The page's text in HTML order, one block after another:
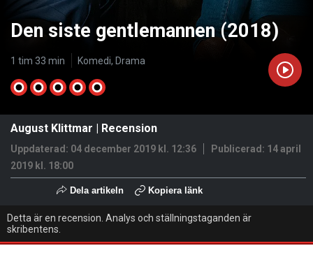
Den siste gentlemannen (2018)
1 tim 33 min Komedi, Drama
August Klittmar | Recension
Uppdaterad: 04 december 2019 kl. 12:36 Publicerad: 14 april
2019 kl. 18:00
Dela artikeln Kopiera länk
Detta är en recension. Analys och ställningstaganden är
skribentens.